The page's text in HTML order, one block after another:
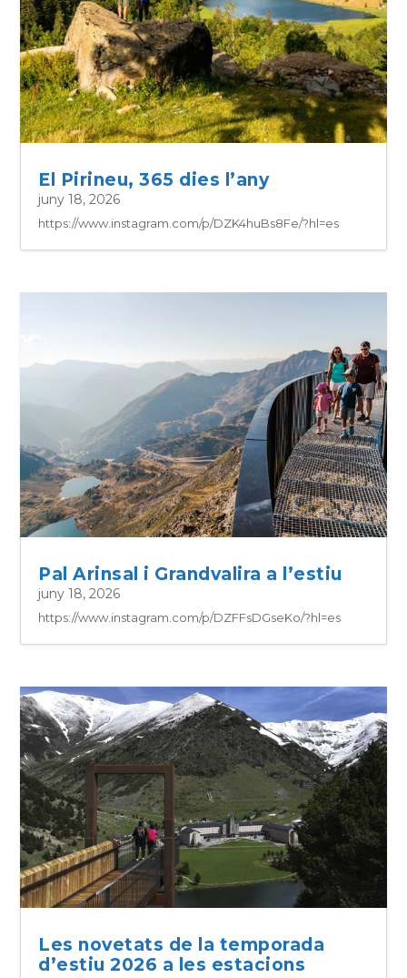
El Pirineu, 365 dies l’any
juny 18, 2026
https://www.instagram.com/p/DZK4huBs8Fe/?hl=es
Pal Arinsal i Grandvalira a l’estiu
juny 18, 2026
https://www.instagram.com/p/DZFFsDGseKo/?hl=es
Les novetats de la temporada
d’estiu 2026 a les estacions